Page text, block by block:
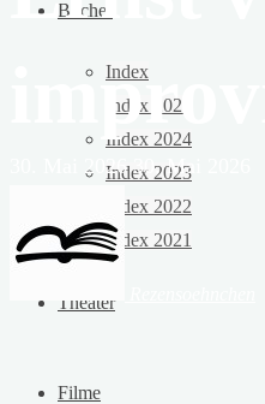
Bücher
Index
Index 2025
Index 2024
Index 2023
Index 2022
Index 2021
Theater
Filme
30. Mai 202630. Mai 2026